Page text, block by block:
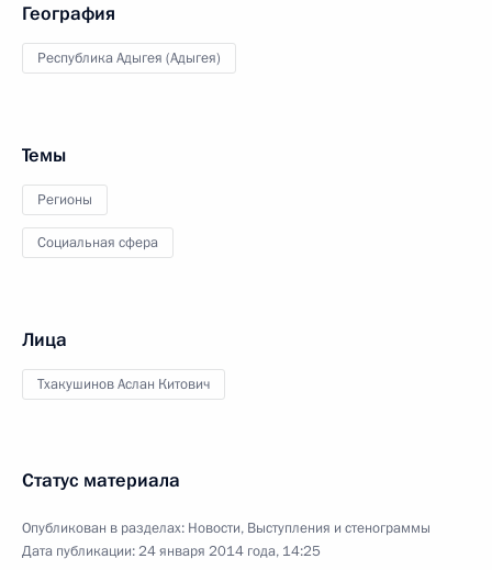
География
Республика Адыгея (Адыгея)
Темы
Регионы
Социальная сфера
Лица
Тхакушинов Аслан Китович
Статус материала
Опубликован в разделах: Новости, Выступления и стенограммы
Дата публикации:24 января 2014 года, 14:25